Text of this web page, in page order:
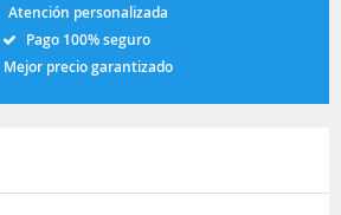
Atención personalizada
Pago 100% seguro
Mejor precio garantizado